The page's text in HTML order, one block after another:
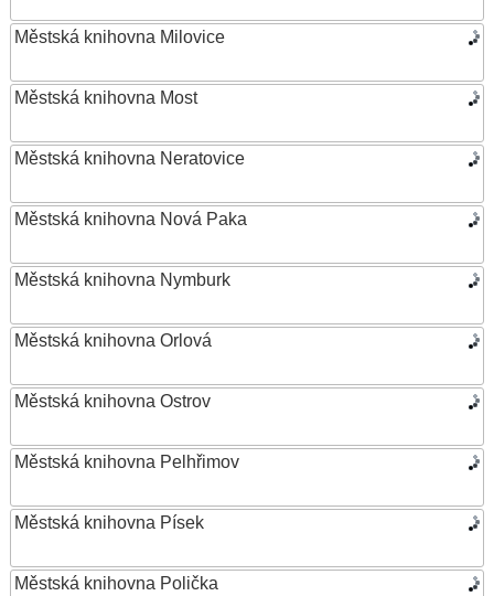
Městská knihovna Milovice
Městská knihovna Most
Městská knihovna Neratovice
Městská knihovna Nová Paka
Městská knihovna Nymburk
Městská knihovna Orlová
Městská knihovna Ostrov
Městská knihovna Pelhřimov
Městská knihovna Písek
Městská knihovna Polička